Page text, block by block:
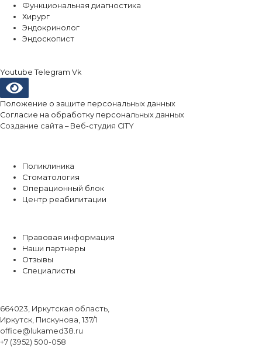
Функциональная диагностика
Хирург
Эндокринолог
Эндоскопист
Youtube Telegram Vk
Положение о защите персональных данных
Согласие на обработку персональных данных
Создание сайта – Веб-студия CITY
Поликлиника
Стоматология
Операционный блок
Центр реабилитации
Правовая информация
Наши партнеры
Отзывы
Специалисты
664023, Иркутская область,
Иркутск, Пискунова, 137/1
office@lukamed38.ru
+7 (3952) 500-058